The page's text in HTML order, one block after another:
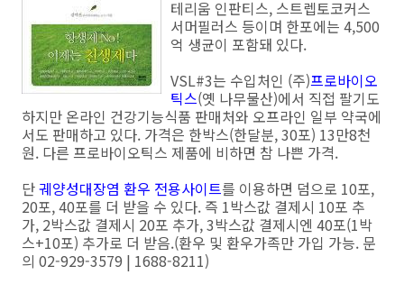
테리움 인판티스, 스트렙토코커스
서머필러스 등이며 한포에는 4,500
억 생균이 포함돼 있다.
VSL#3는 수입처인 (주)프로바이오
틱스(옛 나무물산)에서 직접 팔기도
하지만 온라인 건강기능식품 판매처와 오프라인 일부 약국에
서도 판매하고 있다. 가격은 한박스(한달분, 30포) 13만8천
원. 다른 프로바이오틱스 제품에 비하면 참 나쁜 가격.
단궤양성대장염 환우 전용사이트를 이용하면 덤으로 10포,
20포, 40포를 더 받을 수 있다. 즉 1박스값 결제시 10포 추
가, 2박스값 결제시 20포 추가, 3박스값 결제시엔 40포(1박
스+10포) 추가로 더 받음.(환우 및 환우가족만 가입 가능. 문
의 02-929-3579 | 1688-8211)